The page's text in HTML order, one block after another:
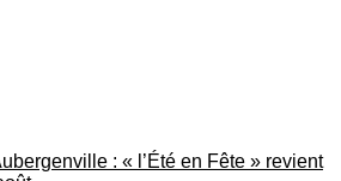
: « l’Été en Fête » revient